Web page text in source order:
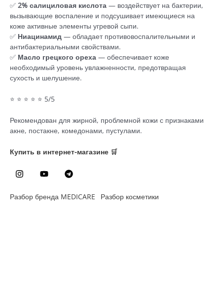
✅ 2% салициловая кислота — воздействует на бактерии,
вызывающие воспаление и подсушивает имеющиеся на
коже активные элементы угревой сыпи.
✅ Ниацинамид — обладает противовоспалительными и
антибактериальными свойствами.
✅ Масло грецкого ореха — обеспечивает коже
необходимый уровень увлажненности, предотвращая
сухость и шелушение.
⭐ ⭐ ⭐ ⭐ ⭐ 5/5
Рекомендован для жирной, проблемной кожи с признаками
акне, постакне, комедонами, пустулами.
Купить в интернет-магазине 🛒
Разбор бренда MEDICARE Разбор косметики